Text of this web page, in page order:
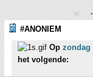
#ANONIEM
Op zondag
het volgende: